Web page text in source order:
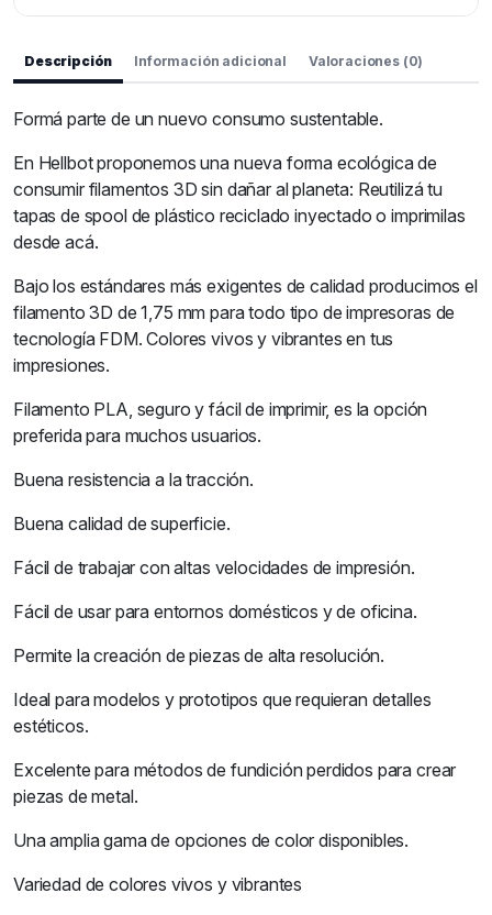
Descripción Información adicional Valoraciones (0)
Formá parte de un nuevo consumo sustentable.
En Hellbot proponemos una nueva forma ecológica de
consumir filamentos 3D sin dañar al planeta: Reutilizá tu
tapas de spool de plástico reciclado inyectado o imprimilas
desde acá.
Bajo los estándares más exigentes de calidad producimos el
filamento 3D de 1,75 mm para todo tipo de impresoras de
tecnología FDM. Colores vivos y vibrantes en tus
impresiones.
Filamento PLA, seguro y fácil de imprimir, es la opción
preferida para muchos usuarios.
Buena resistencia a la tracción.
Buena calidad de superficie.
Fácil de trabajar con altas velocidades de impresión.
Fácil de usar para entornos domésticos y de oficina.
Permite la creación de piezas de alta resolución.
Ideal para modelos y prototipos que requieran detalles
estéticos.
Excelente para métodos de fundición perdidos para crear
piezas de metal.
Una amplia gama de opciones de color disponibles.
Variedad de colores vivos y vibrantes